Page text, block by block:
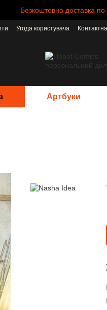
Безкоштовна доставка по
Угода користувача
Артбуки